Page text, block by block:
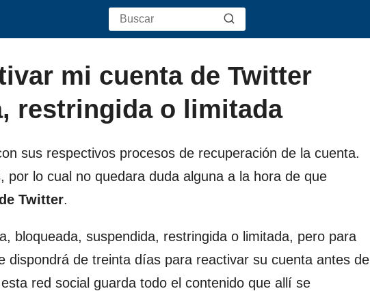
mi cuenta de Twitter
restringida o limitada
sus respectivos procesos de recuperación de la cuenta.
lo cual no quedara duda alguna a la hora de que
Twitter.
bloqueada, suspendida, restringida o limitada, pero para
dispondrá de treinta días para reactivar su cuenta antes de
red social guarda todo el contenido que allí se